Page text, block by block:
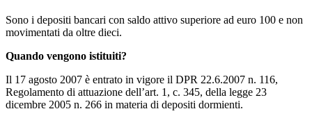
Sono i depositi bancari con saldo attivo superiore ad euro 100 e non
movimentati da oltre dieci.
Quando vengono istituiti?
Il 17 agosto 2007 è entrato in vigore il DPR 22.6.2007 n. 116,
Regolamento di attuazione dell’art. 1, c. 345, della legge 23
dicembre 2005 n. 266 in materia di depositi dormienti.